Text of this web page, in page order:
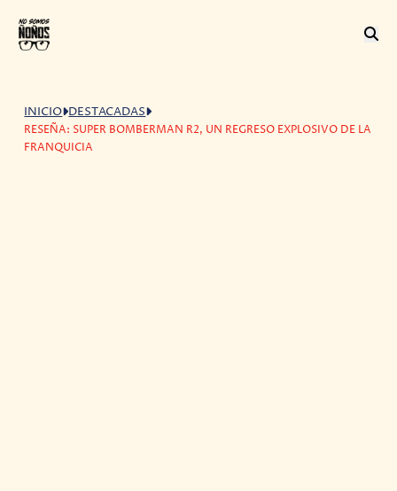
INICIO DESTACADAS
RESEÑA: SUPER BOMBERMAN R2, UN REGRESO EXPLOSIVO DE LA
FRANQUICIA